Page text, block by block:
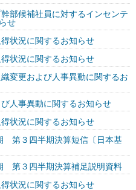
部候補社員に対するインセンテ
せ
状況に関するお知らせ
状況に関するお知らせ
織変更および人事異動に関するお
人事異動に関するお知らせ
状況に関するお知らせ
第３四半期決算短信〔日本基
第３四半期決算補足説明資料
状況に関するお知らせ